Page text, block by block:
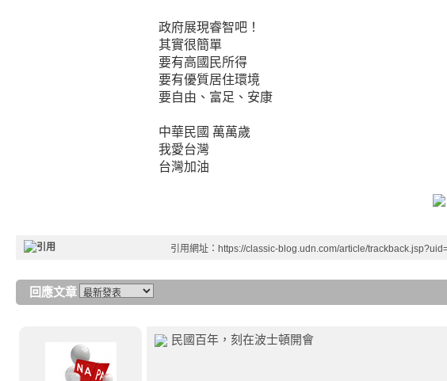
政府展現睿智吧！
其實很簡單
要有高國民所得
要有優質居住環境
要自由、富足、安康
中華民國 萬萬歲
我愛台灣
台灣加油
引用網址：https://classic-blog.udn.com/article/
回應文章
民國百年，刻在波士頓開會